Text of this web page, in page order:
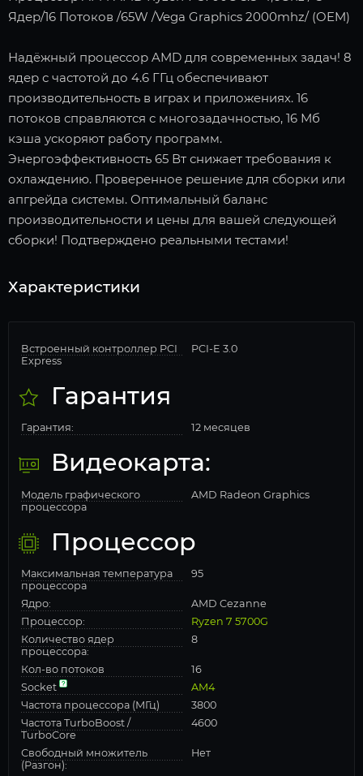
Ядер/16 Потоков /65W /Vega Graphics 2000mhz/ (OEM)
Надёжный процессор AMD для современных задач! 8
ядер с частотой до 4.6 ГГц обеспечивают
производительность в играх и приложениях. 16
потоков справляются с многозадачностью, 16 Мб
кэша ускоряют работу программ.
Энергоэффективность 65 Вт снижает требования к
охлаждению. Проверенное решение для сборки или
апгрейда системы. Оптимальный баланс
производительности и цены для вашей следующей
сборки! Подтверждено реальными тестами!
Характеристики
Встроенный контроллер PCI
Express
PCI-E 3.0
Гарантия
Гарантия: 12 месяцев
Видеокарта:
Модель графического
процессора
AMD Radeon Graphics
Процессор
Максимальная температура
процессора
95
Ядро:
AMD Cezanne
Процессор:
Ryzen 7 5700G
Количество ядер
процессора:
8
Кол-во потоков
16
Socket
AM4
Частота процессора (МГц)
3800
Частота TurboBoost /
TurboCore
4600
Свободный множитель
(Разгон):
Нет